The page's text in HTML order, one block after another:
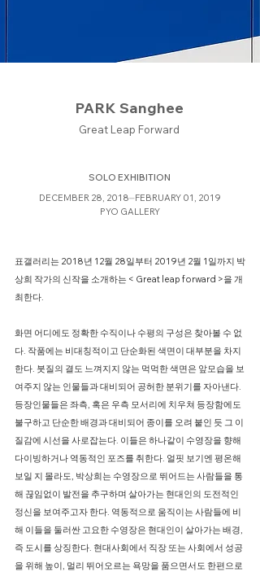
PARK Sanghee
Great Leap Forward
SOLO EXHIBITION
DECEMBER 28, 2018⏤FEBRUARY 01, 2019
PYO GALLERY
표갤러리는 2018년 12월 28일부터 2019년 2월 1일까지 박
상희 작가의 신작을 소개하는 < Great leap forward >을 개
최한다.
화면 어디에도 정확한 수직이나 수평의 구성은 찾아볼 수 없
다. 작품에는 비대칭적이고 단순화된 색면이 대부분을 차지
한다. 붓질의 결도 느껴지지 않는 먹먹한 색면은 앞모습을 보
여주지 않는 인물들과 대비되어 공허한 분위기를 자아낸다.
등장인물들은 좌측, 혹은 우측 모서리에 치우쳐 등장함에도
불구하고 단순한 배경과 대비되어 종이를 오려 붙인 듯 그 이
질감에 시선을 사로잡는다. 이들은 하나같이 수영장을 향해
다이빙하거나 역동적인 포즈를 취한다. 얼핏 보기엔 평온해
보일 지 몰라도, 박상희는 수영장으로 뛰어드는 사람들을 통
해 끊임없이 발전을 추구하며 살아가는 현대인의 도전적인
정신을 보여주고자 한다. 역동적으로 움직이는 사람들에 비
해 이들을 둘러싼 고요한 수영장은 현대인이 살아가는 배경,
즉 도시를 상징한다. 현대사회에서 직장 또는 사회에서 성공
을 위해 높이, 멀리 뛰어오르는 욕망을 품으면서도 한편으로